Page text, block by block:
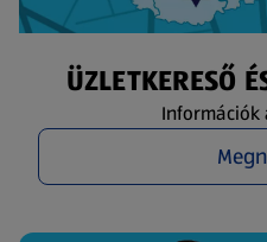
ÜZLETKERESŐ
Információk